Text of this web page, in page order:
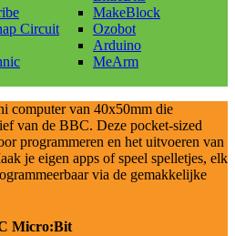
Circuit
MakeBlock
Ozobot
Arduino
MeArm
computer van 40x50mm die
van de BBC. Deze pocket-sized
programmeren en het uitvoeren van
je eigen apps of speel spelletjes, elk
via de gemakkelijke
Micro:Bit